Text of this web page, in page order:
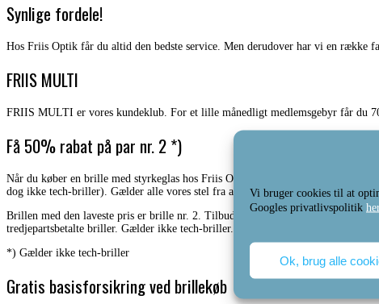
Vi bruger cookies til at
Googles privatlivspolitik her
Ok, brug alle
Synlige fordele!
Hos Friis Optik får du altid den bedste service. Men derudover har vi en række
FRIIS MULTI
FRIIS MULTI er vores kundeklub. For et lille månedligt medlemsgebyr får du
Få 50% rabat på par nr. 2 *)
Når du køber en brille med styrkeglas hos Friis Optik, kan du frit vælge en ny
dog ikke tech-briller). Gælder alle vores stel fra alle vores mærker. Perfekt, hvis
Brillen med den laveste pris er brille nr. 2. Tilbuddet er personligt og købet
tredjepartsbetalte briller. Gælder ikke tech-briller.
*) Gælder ikke tech-briller
Gratis basisforsikring ved brillekøb